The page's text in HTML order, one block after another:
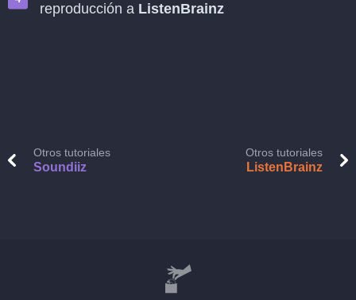
reproducción a ListenBrainz
Otros tutoriales
Soundiiz
Otros tutoriales
ListenBrainz